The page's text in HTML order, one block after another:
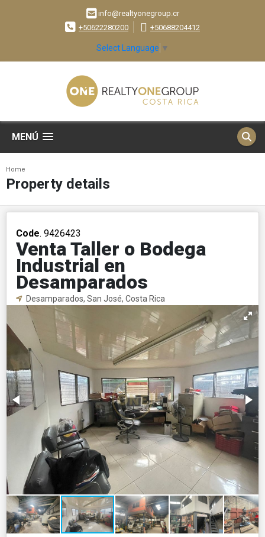
info@realtyonegroup.cr
+50622280200
+50688204412
Select Language ▼
MENÚ
Home
Property details
Code. 9426423
Venta Taller o Bodega
Industrial en
Desamparados
Desamparados, San José, Costa Rica